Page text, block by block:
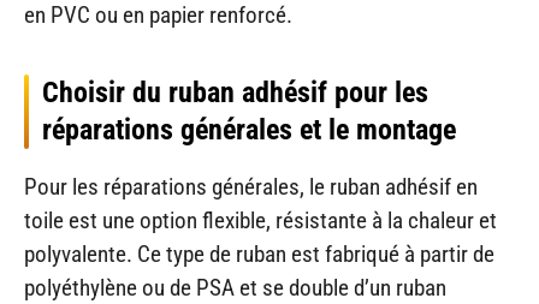
en PVC ou en papier renforcé.
Choisir du ruban adhésif pour les
réparations générales et le montage
Pour les réparations générales, le ruban adhésif en
toile est une option flexible, résistante à la chaleur et
polyvalente. Ce type de ruban est fabriqué à partir de
polyéthylène ou de PSA et se double d’un ruban